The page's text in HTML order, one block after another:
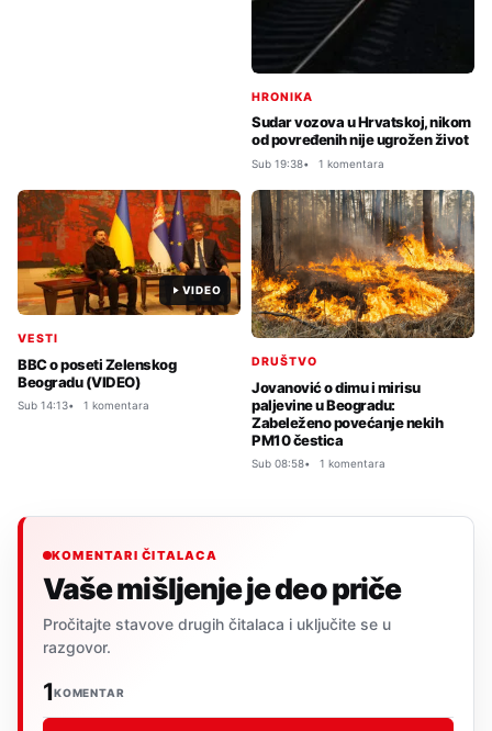
HRONIKA
Sudar vozova u Hrvatskoj, nikom
od povređenih nije ugrožen život
Sub 19:38 1 komentara
VIDEO
VESTI
BBC o poseti Zelenskog
Beogradu (VIDEO)
Sub 14:13 1 komentara
DRUŠTVO
Jovanović o dimu i mirisu
paljevine u Beogradu:
Zabeleženo povećanje nekih
PM10 čestica
Sub 08:58 1 komentara
KOMENTARI ČITALACA
Vaše mišljenje je deo priče
Pročitajte stavove drugih čitalaca i uključite se u
razgovor.
1KOMENTAR